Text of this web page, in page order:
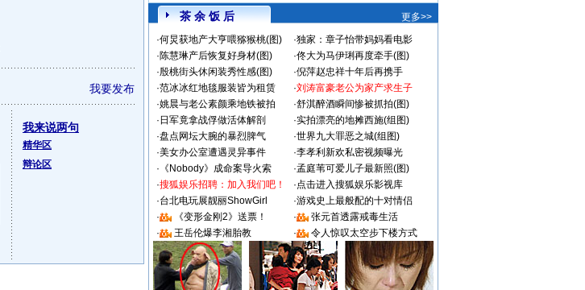
我要发布
我来说两句
精华区
辩论区
茶 余 饭 后
更多>>
·何炅获地产大亨喂猕猴桃(图) ·独家：章子怡带妈妈看电影
·陈慧琳产后恢复好身材(图) ·佟大为马伊琍再度牵手(图)
·殷桃街头休闲装秀性感(图) ·倪萍赵忠祥十年后再携手
·范冰冰红地毯服装皆为租赁 ·刘涛富豪老公为家产求生子
·姚晨与老公素颜乘地铁被拍 ·舒淇醉酒瞬间惨被抓拍(图)
· 日军竟拿战俘做活体解剖 ·实拍漂亮的地摊西施(组图)
·盘点网坛大腕的暴烈脾气 ·世界九大罪恶之城(组图)
·美女办公室遭遇灵异事件 ·李孝利新欢私密视频曝光
· 《Nobody》成命案导火索 ·孟庭苇可爱儿子最新照(图)
·搜狐娱乐招聘：加入我们吧！ ·点击进入搜狐娱乐影视库
·台北电玩展靓丽ShowGirl ·游戏史上最般配的十对情侣
·
《变形金刚2》送票！ ·
张元首透露戒毒生活
·
王岳伦爆李湘胎教 · 令人惊叹太空步下楼方式